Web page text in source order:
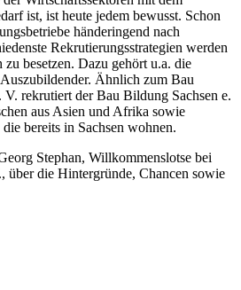
ist, ist heute jedem bewusst. Schon
händeringend nach
Rekrutierungsstrategien werden
zu besetzen. Dazu gehört u.a. die
Ähnlich zum Bau
rekrutiert der Bau Bildung Sachsen e.
aus Asien und Afrika sowie
bereits in Sachsen wohnen.
Stephan, Willkommenslotse bei
über die Hintergründe, Chancen sowie